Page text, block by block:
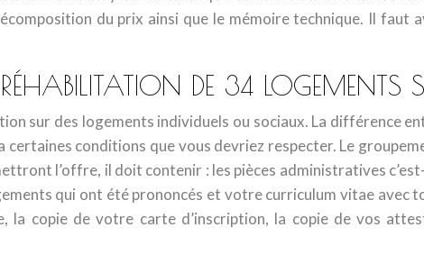
du prix ainsi que le mémoire technique. Il faut
RÉHABILITATION DE 34 LOGEMENTS
sur des logements individuels ou sociaux. La différence
certaines conditions que vous devriez respecter. Le
l’offre, il doit contenir : les pièces administratives
qui ont été prononcés et votre curriculum vitae avec
la copie de votre carte d’inscription, la copie de vos